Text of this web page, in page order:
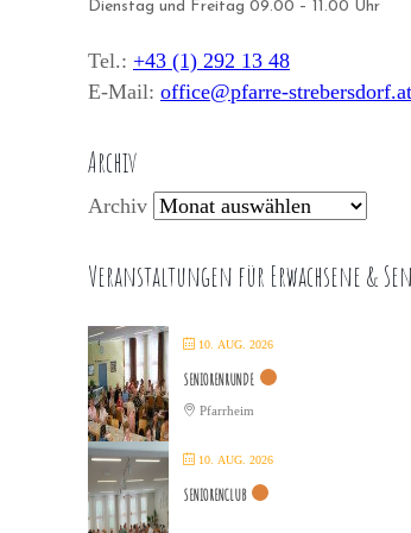
Dienstag und Freitag 09.00 – 11.00 Uhr
Tel.: +43 (1) 292 13 48
E-Mail: office@pfarre-strebersdorf.at
Archiv
Archiv
Veranstaltungen für Erwachsene &
10. AUG. 2026
SENIORENRUNDE
Pfarrheim
10. AUG. 2026
SENIORENCLUB